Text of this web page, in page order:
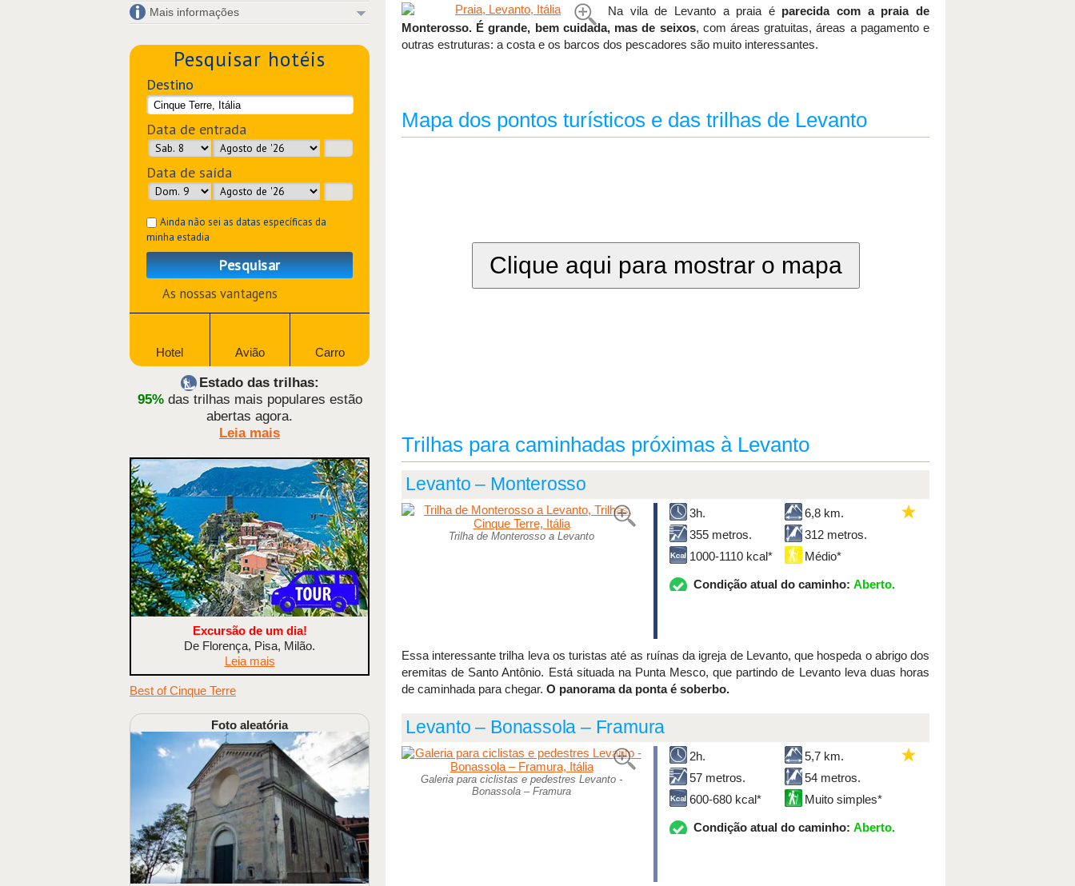
Na vila de Levanto a praia é parecida com a praia de
Monterosso. É grande, bem cuidada, mas de seixos, com áreas gratuitas, áreas a pagamento e
outras estruturas: a costa e os barcos dos pescadores são muito interessantes.
Mapa dos pontos turísticos e das trilhas de Levanto
Clique aqui para mostrar o mapa
Trilhas para caminhadas próximas à Levanto
Levanto – Monterosso
Trilha de Monterosso a Levanto
3h.
6,8 km.
355 metros.
312 metros.
1000-1110 kcal*
Médio*
Condição atual do caminho: Aberto.
Essa interessante trilha leva os turistas até as ruínas da igreja de Levanto, que hospeda o abrigo dos
eremitas de Santo Antônio. Está situada na Punta Mesco, que partindo de Levanto leva duas horas
de caminhada para chegar. O panorama da ponta é soberbo.
Levanto – Bonassola – Framura
Galeria para ciclistas e pedestres Levanto -
Bonassola – Framura
2h.
5,7 km.
57 metros.
54 metros.
600-680 kcal*
Muito simples*
Condição atual do caminho: Aberto.
Mais informações
Pesquisar hotéis
Destino
Data de entrada
Data de saída
Ainda não sei as datas específicas da
minha estadia
Pesquisar
As nossas vantagens
Hotel Avião Carro
Estado das trilhas:
95%das trilhas mais populares estão
abertas agora.
Leia mais
Excursão de um dia!
De Florença, Pisa, Milão.
Leia mais
Best of Cinque Terre
Foto aleatória